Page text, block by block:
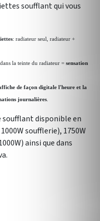
soufflant qui vous
: radiateur seul, radiateur +
la teinte du radiateur = sensation
de façon digitale l'heure et la
journalières
soufflant disponible en
soufflerie), 1750W
ainsi que dans